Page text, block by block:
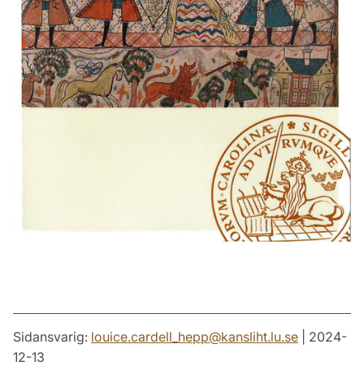
Sidansvarig: louice.cardell_hepp@kansliht.lu.se | 2024-
12-13